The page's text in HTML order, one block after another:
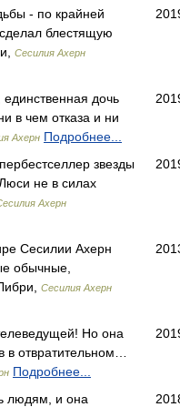
- по крайней
блестящую
Сесилия Ахерн
дочь
в чем отказа и ни
Ахерн Подробнее...
звезды
не в силах
Ахерн
Сесилии Ахерн
обычные,
Сесилия Ахерн
Но она
отвратительном…
Подробнее...
людям, и она